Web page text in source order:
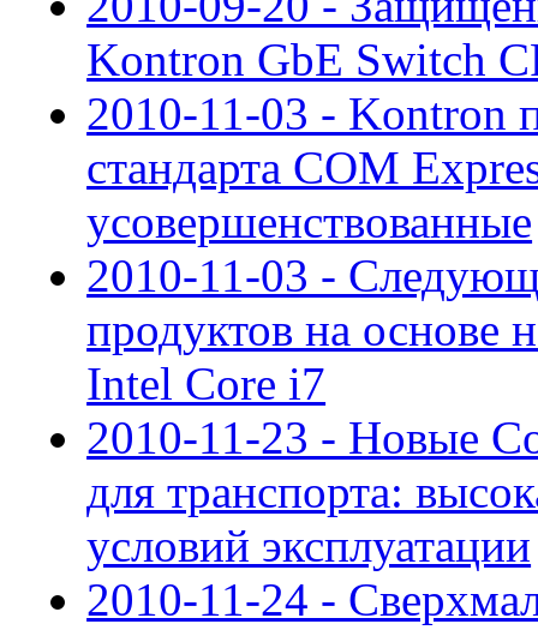
Kontron GbE Switch
2010-11-03 - Kontron
стандарта COM
усовершенствованные
2010-11-03 -
продуктов на основе
Intel Core i7
2010-11-23 - Новые
для транспорта:
условий эксплуатации
2010-11-24 -